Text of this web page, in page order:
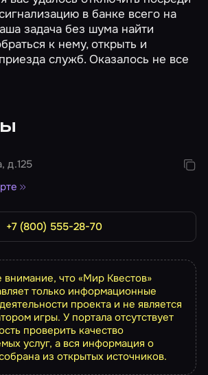
в банке всего на
задача без шума найти
к нему, открыть и
служб. Оказалось не все
д.125
+7 (800) 555-28-70
внимание, что «Мир Квестов»
только информационные
проекта и не является
игры. У портала отсутствует
проверить качество
услуг, а вся информация о
из открытых источников.